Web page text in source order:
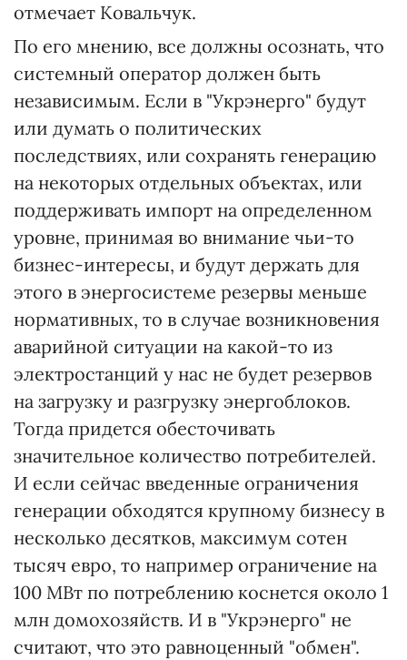
отмечает Ковальчук.
По его мнению, все должны осознать, что
системный оператор должен быть
независимым. Если в "Укрэнерго" будут
или думать о политических
последствиях, или сохранять генерацию
на некоторых отдельных объектах, или
поддерживать импорт на определенном
уровне, принимая во внимание чьи-то
бизнес-интересы, и будут держать для
этого в энергосистеме резервы меньше
нормативных, то в случае возникновения
аварийной ситуации на какой-то из
электростанций у нас не будет резервов
на загрузку и разгрузку энергоблоков.
Тогда придется обесточивать
значительное количество потребителей.
И если сейчас введенные ограничения
генерации обходятся крупному бизнесу в
несколько десятков, максимум сотен
тысяч евро, то например ограничение на
100 МВт по потреблению коснется около 1
млн домохозяйств. И в "Укрэнерго" не
считают, что это равноценный "обмен".